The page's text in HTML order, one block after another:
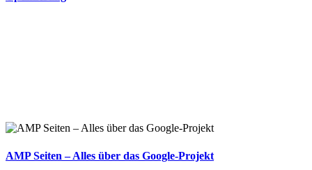
AMP Seiten – Alles über das Google-Projekt